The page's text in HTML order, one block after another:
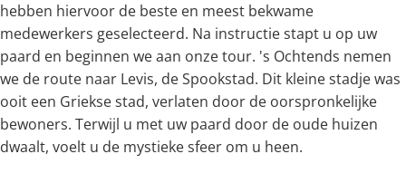
hebben hiervoor de beste en meest bekwame
medewerkers geselecteerd. Na instructie stapt u op uw
paard en beginnen we aan onze tour. 's Ochtends nemen
we de route naar Levis, de Spookstad. Dit kleine stadje was
ooit een Griekse stad, verlaten door de oorspronkelijke
bewoners. Terwijl u met uw paard door de oude huizen
dwaalt, voelt u de mystieke sfeer om u heen.